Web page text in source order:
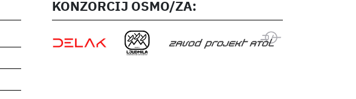
KONZORCIJ OSMO/ZA: